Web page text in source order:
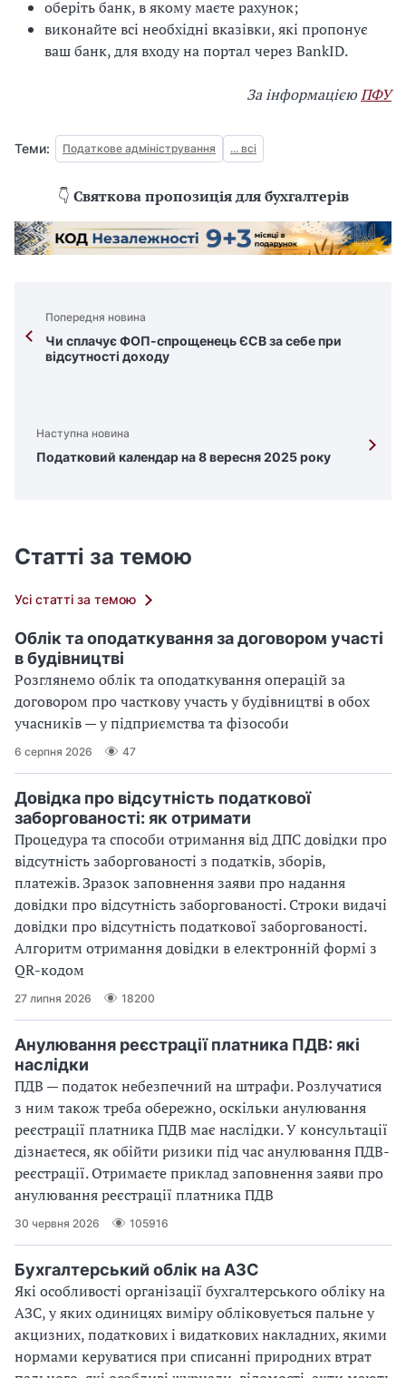
оберіть банк, в якому маєте рахунок;
виконайте всі необхідні вказівки, які пропонує
ваш банк, для входу на портал через BankID.
За інформацієюПФУ
Теми: Податкове адміністрування ... всі
👇 Святкова пропозиція для бухгалтерів
Попередня новина
Чи сплачує ФОП-спрощенець ЄСВ за себе при
відсутності доходу
Наступна новина
Податковий календар на 8 вересня 2025 року
Статті за темою
Усі статті за темою
Облік та оподаткування за договором участі
в будівництві
Розглянемо облік та оподаткування операцій за
договором про часткову участь у будівництві в обох
учасників — у підприємства та фізособи
6 серпня 2026 47
Довідка про відсутність податкової
заборгованості: як отримати
Процедура та способи отримання від ДПС довідки про
відсутність заборгованості з податків, зборів,
платежів. Зразок заповнення заяви про надання
довідки про відсутність заборгованості. Строки видачі
довідки про відсутність податкової заборгованості.
Алгоритм отримання довідки в електронній формі з
QR-кодом
27 липня 2026 18200
Анулювання реєстрації платника ПДВ: які
наслідки
ПДВ — податок небезпечний на штрафи. Розлучатися
з ним також треба обережно, оскільки анулювання
реєстрації платника ПДВ має наслідки. У консультації
дізнаєтеся, як обійти ризики під час анулювання ПДВ-
реєстрації. Отримаєте приклад заповнення заяви про
анулювання реєстрації платника ПДВ
30 червня 2026 105916
Бухгалтерський облік на АЗС
Які особливості організації бухгалтерського обліку на
АЗС, у яких одиницях виміру обліковується пальне у
акцизних, податкових і видаткових накладних, якими
нормами керуватися при списанні природних втрат